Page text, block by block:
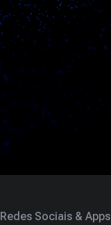
Redes Sociais & Apps